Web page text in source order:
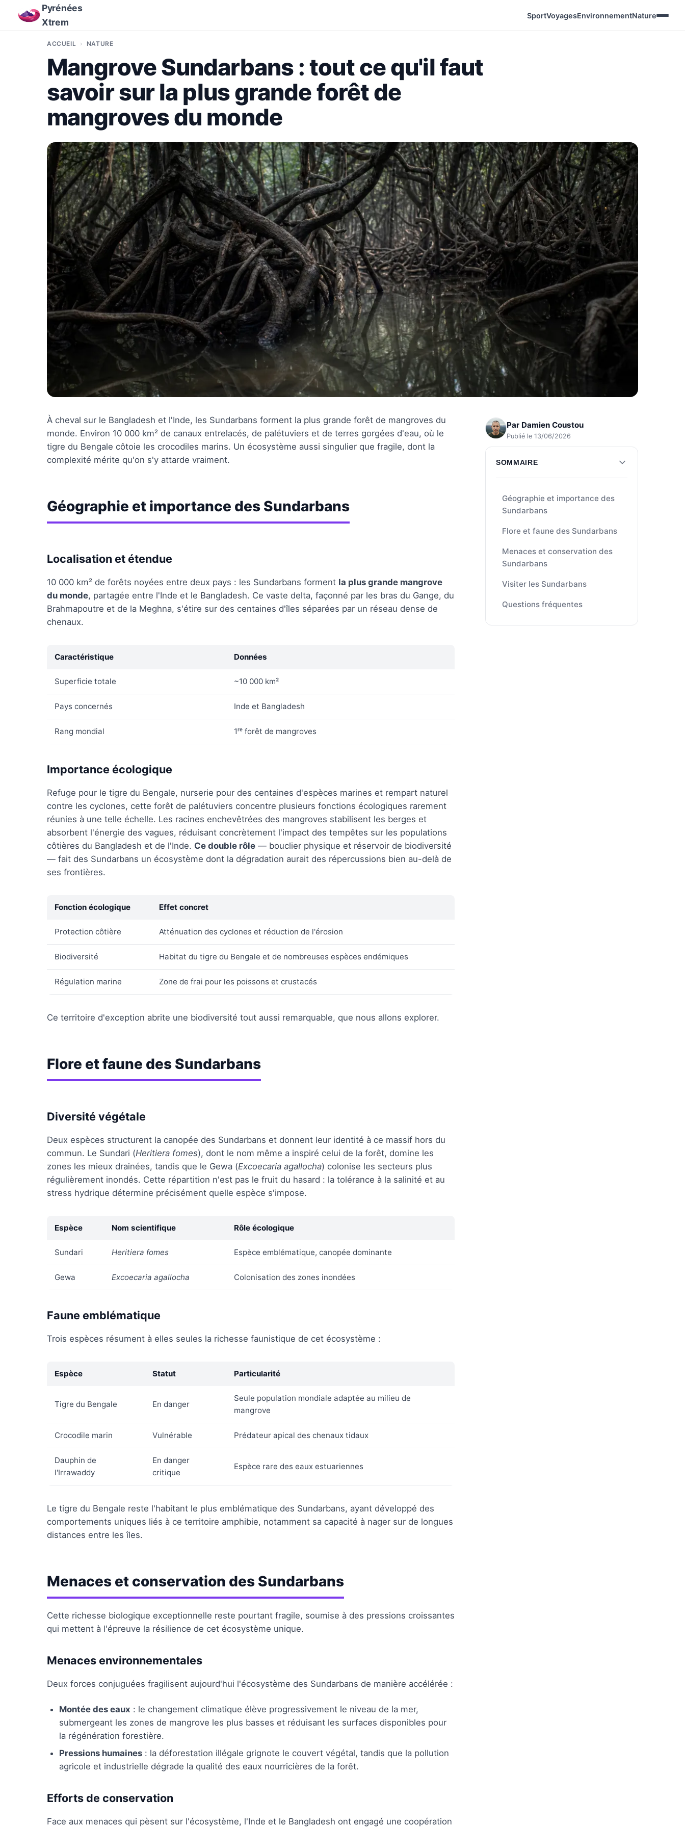
Pyrénées
Xtrem
SportVoyagesEnvironnementNature
ACCUEIL NATURE
Mangrove Sundarbans : tout ce qu'il faut
savoir sur la plus grande forêt de
mangroves du monde
Par Damien Coustou
Publié le 13/06/2026
SOMMAIRE
Géographie et importance des
Sundarbans
Flore et faune des Sundarbans
Menaces et conservation des
Sundarbans
Visiter les Sundarbans
Questions fréquentes
À cheval sur le Bangladesh et l'Inde, les Sundarbans forment la plus grande forêt de mangroves du
monde. Environ 10 000 km² de canaux entrelacés, de palétuviers et de terres gorgées d'eau, où le
tigre du Bengale côtoie les crocodiles marins. Un écosystème aussi singulier que fragile, dont la
complexité mérite qu'on s'y attarde vraiment.
Géographie et importance des Sundarbans
Localisation et étendue
10 000 km² de forêts noyées entre deux pays : les Sundarbans forment la plus grande mangrove
du monde, partagée entre l'Inde et le Bangladesh. Ce vaste delta, façonné par les bras du Gange, du
Brahmapoutre et de la Meghna, s'étire sur des centaines d'îles séparées par un réseau dense de
chenaux.
Caractéristique Données
Superficie totale ~10 000 km²
Pays concernés Inde et Bangladesh
Rang mondial 1ʳᵉ forêt de mangroves
Importance écologique
Refuge pour le tigre du Bengale, nurserie pour des centaines d'espèces marines et rempart naturel
contre les cyclones, cette forêt de palétuviers concentre plusieurs fonctions écologiques rarement
réunies à une telle échelle. Les racines enchevêtrées des mangroves stabilisent les berges et
absorbent l'énergie des vagues, réduisant concrètement l'impact des tempêtes sur les populations
côtières du Bangladesh et de l'Inde. Ce double rôle — bouclier physique et réservoir de biodiversité
— fait des Sundarbans un écosystème dont la dégradation aurait des répercussions bien au-delà de
ses frontières.
Fonction écologique Effet concret
Protection côtière Atténuation des cyclones et réduction de l'érosion
Biodiversité Habitat du tigre du Bengale et de nombreuses espèces endémiques
Régulation marine Zone de frai pour les poissons et crustacés
Ce territoire d'exception abrite une biodiversité tout aussi remarquable, que nous allons explorer.
Flore et faune des Sundarbans
Diversité végétale
Deux espèces structurent la canopée des Sundarbans et donnent leur identité à ce massif hors du
commun. Le Sundari (Heritiera fomes), dont le nom même a inspiré celui de la forêt, domine les
zones les mieux drainées, tandis que le Gewa (Excoecaria agallocha) colonise les secteurs plus
régulièrement inondés. Cette répartition n'est pas le fruit du hasard : la tolérance à la salinité et au
stress hydrique détermine précisément quelle espèce s'impose.
Espèce Nom scientifique Rôle écologique
Sundari Heritiera fomes Espèce emblématique, canopée dominante
Gewa Excoecaria agallocha Colonisation des zones inondées
Faune emblématique
Trois espèces résument à elles seules la richesse faunistique de cet écosystème :
Espèce Statut Particularité
Tigre du Bengale En danger
Seule population mondiale adaptée au milieu de
mangrove
Crocodile marin Vulnérable Prédateur apical des chenaux tidaux
Dauphin de
l'Irrawaddy
En danger
critique
Espèce rare des eaux estuariennes
Le tigre du Bengale reste l'habitant le plus emblématique des Sundarbans, ayant développé des
comportements uniques liés à ce territoire amphibie, notamment sa capacité à nager sur de longues
distances entre les îles.
Menaces et conservation des Sundarbans
Cette richesse biologique exceptionnelle reste pourtant fragile, soumise à des pressions croissantes
qui mettent à l'épreuve la résilience de cet écosystème unique.
Menaces environnementales
Deux forces conjuguées fragilisent aujourd'hui l'écosystème des Sundarbans de manière accélérée :
Montée des eaux : le changement climatique élève progressivement le niveau de la mer,
submergeant les zones de mangrove les plus basses et réduisant les surfaces disponibles pour
la régénération forestière.
Pressions humaines : la déforestation illégale grignote le couvert végétal, tandis que la pollution
agricole et industrielle dégrade la qualité des eaux nourricières de la forêt.
Efforts de conservation
Face aux menaces qui pèsent sur l'écosystème, l'Inde et le Bangladesh ont engagé une coopération